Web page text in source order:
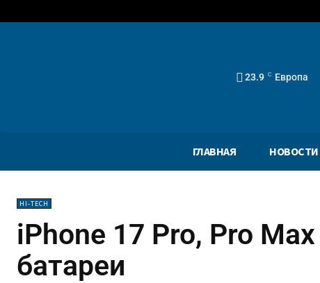
23.9 C Европа
ГЛАВНАЯ НОВОСТИ
HI-TECH
iPhone 17 Pro, Pro
батареи